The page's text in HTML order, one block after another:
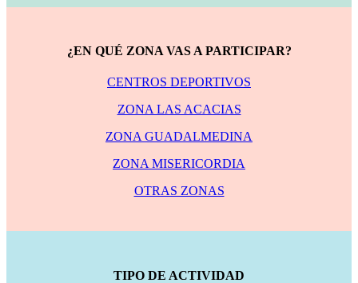
¿EN QUÉ ZONA VAS A PARTICIPAR?
CENTROS DEPORTIVOS
ZONA LAS ACACIAS
ZONA GUADALMEDINA
ZONA MISERICORDIA
OTRAS ZONAS
TIPO DE ACTIVIDAD